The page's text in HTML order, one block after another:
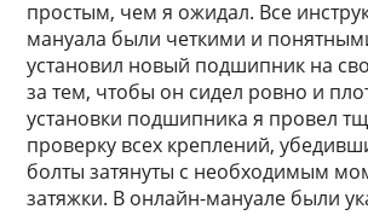
простым, чем я ожидал. Все
мануала были четкими и
установил новый подшипник на
за тем, чтобы он сидел ровно и
установки подшипника я провел
проверку всех креплений,
болты затянуты с необходимым
затяжки. В онлайн-мануале были